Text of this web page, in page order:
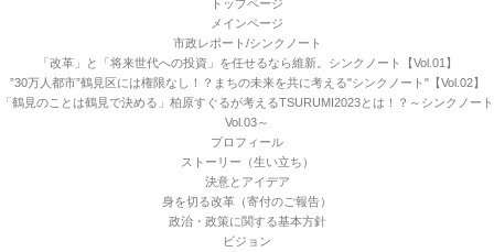
トップページ
メインページ
市政レポート/シンクノート
「改革」と「将来世代への投資」を任せるなら維新。シンクノート【Vol.01】
”30万人都市”鶴見区には権限なし！？まちの未来を共に考える"シンクノート"【Vol.02】
「鶴見のことは鶴見で決める」柏原すぐるが考えるTSURUMI2023とは！？～シンクノート
Vol.03～
プロフィール
ストーリー（生い立ち）
決意とアイデア
身を切る改革（寄付のご報告）
政治・政策に関する基本方針
ビジョン